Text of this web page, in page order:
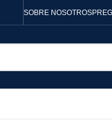
SOBRE NOSOTROS